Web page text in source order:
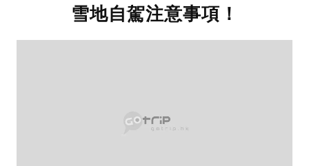
雪地自駕注意事項！